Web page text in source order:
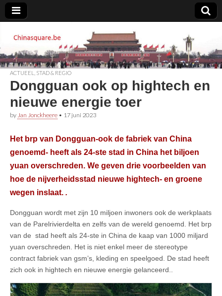
Chinasquare.be
ACTUEEL STAD & REGIO
Dongguan ook op hightech en
nieuwe energie toer
by Jan Jonckheere • 17 juni 2023
Het brp van Dongguan-ook de fabriek van China
genoemd- heeft als 24-ste stad in China het biljoen
yuan overschreden. We geven drie voorbeelden van
hoe de nijverheidsstad nieuwe hightech- en groene
wegen inslaat. .
Dongguan wordt met zijn 10 miljoen inwoners ook de werkplaats
van de Parelrivierdelta en zelfs van de wereld genoemd. Het brp
van de stad heeft als 24-ste in China de kaap van 1000 miljard
yuan overschreden. Het is niet enkel meer de stereotype
contract fabriek van gsm’s, kleding en speelgoed. De stad heeft
zich ook in hightech en nieuwe energie gelanceerd..